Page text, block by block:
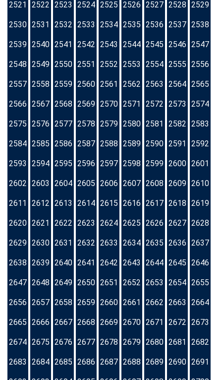
2521 2522 2523 2524 2525 2526 2527 2528 2529
2530 2531 2532 2533 2534 2535 2536 2537 2538
2539 2540 2541 2542 2543 2544 2545 2546 2547
2548 2549 2550 2551 2552 2553 2554 2555 2556
2557 2558 2559 2560 2561 2562 2563 2564 2565
2566 2567 2568 2569 2570 2571 2572 2573 2574
2575 2576 2577 2578 2579 2580 2581 2582 2583
2584 2585 2586 2587 2588 2589 2590 2591 2592
2593 2594 2595 2596 2597 2598 2599 2600 2601
2602 2603 2604 2605 2606 2607 2608 2609 2610
2611 2612 2613 2614 2615 2616 2617 2618 2619
2620 2621 2622 2623 2624 2625 2626 2627 2628
2629 2630 2631 2632 2633 2634 2635 2636 2637
2638 2639 2640 2641 2642 2643 2644 2645 2646
2647 2648 2649 2650 2651 2652 2653 2654 2655
2656 2657 2658 2659 2660 2661 2662 2663 2664
2665 2666 2667 2668 2669 2670 2671 2672 2673
2674 2675 2676 2677 2678 2679 2680 2681 2682
2683 2684 2685 2686 2687 2688 2689 2690 2691